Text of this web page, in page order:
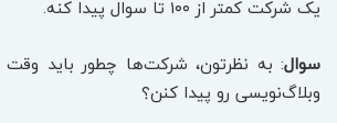
یک شرکت کمتر از ۱۰۰ تا سوال پیدا کنه.
سوال: به نظرتون، شرکت‌‌ها چطور باید
وبلاگ‌نویسی رو پیدا کنن؟